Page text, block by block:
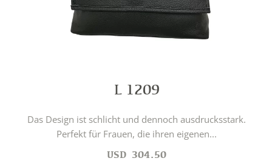
L 1209
Das Design ist schlicht und dennoch ausdrucksstark.
Perfekt für Frauen, die ihren eigenen...
USD 304.50